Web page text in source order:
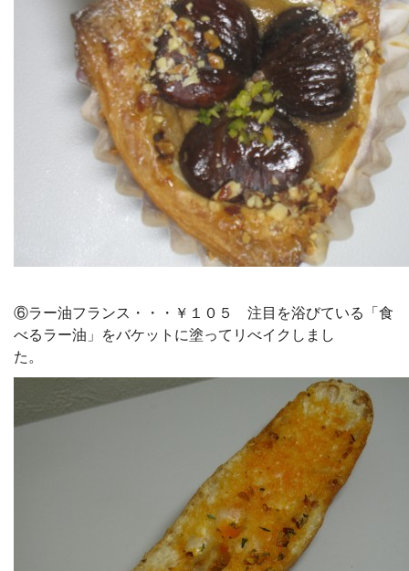
⑥ラー油フランス・・・￥１０５ 注目を浴びている「食
べるラー油」をバケットに塗ってリべイクしまし
た。